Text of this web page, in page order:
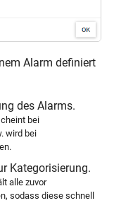
Alarm definiert
des Alarms.
bei
wird bei
Kategorisierung.
alle zuvor
sodass diese schnell